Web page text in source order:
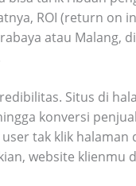
ROI (return on
atau Malang,
Situs di
konversi
tak klik halaman
website